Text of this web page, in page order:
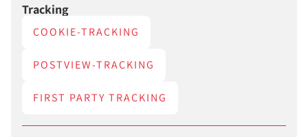
Tracking
COOKIE-TRACKING
POSTVIEW-TRACKING
FIRST PARTY TRACKING